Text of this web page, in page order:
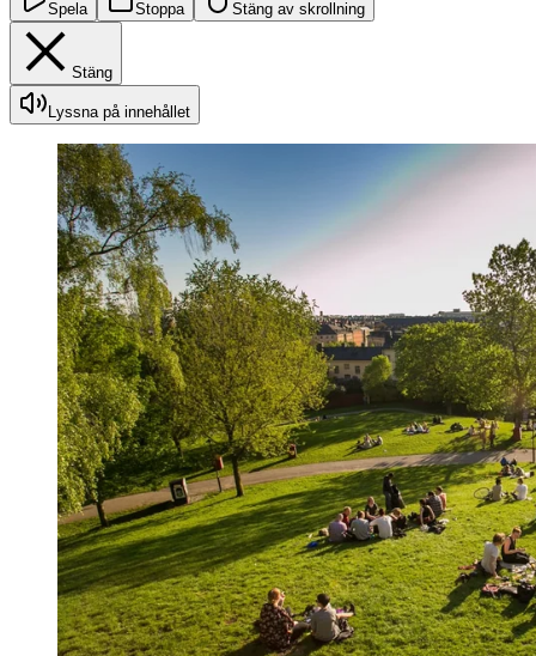
Spela Stoppa Stäng av skrollning
Stäng
Lyssna på innehållet